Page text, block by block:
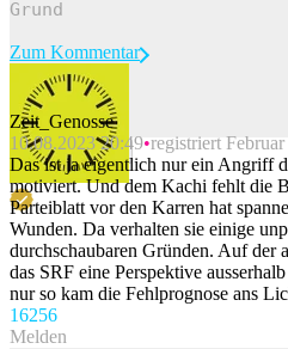
Beitrag melden
Zum Kommentar
Zeit_Genosse
10.08.2023 20:49 registriert
Das ist ja eigentlich nur ein Angriff
motiviert. Und dem Kachi fehlt die
Parteiblatt vor den Karren hat
Wunden. Da verhalten sie einige
durchschaubaren Gründen. Auf der
das SRF eine Perspektive
nur so kam die Fehlprognose ans
16256
Melden